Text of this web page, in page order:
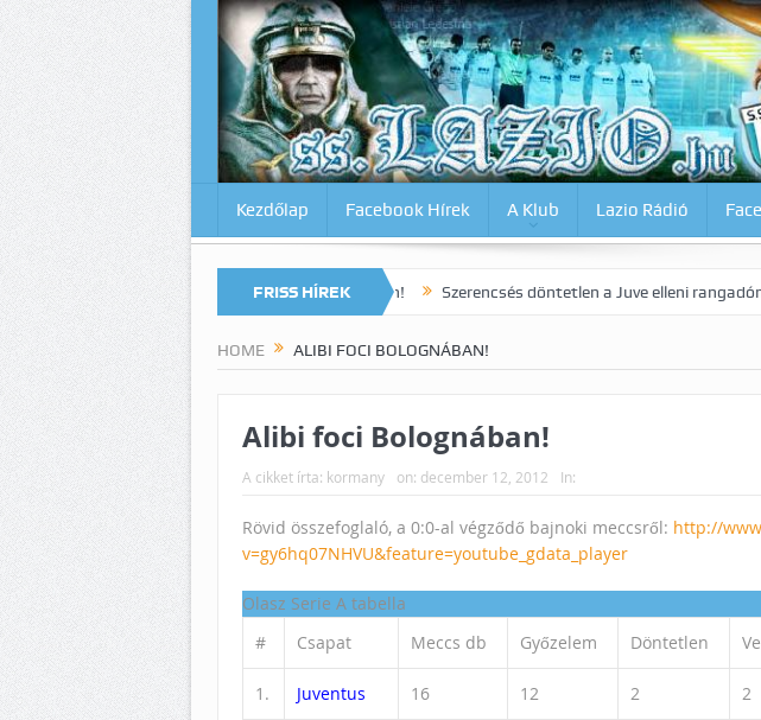
Kezdőlap Facebook Hírek A Klub Lazio Rádió
FRISS HÍREK
Micsoda drámai végjáték Milánóban! Szerencsés döntetlen a Juve elleni rangadón! Dia
HOME ALIBI FOCI BOLOGNÁBAN!
Alibi foci Bolognában!
A cikket írta: kormany on: december 12, 2012 In:
Rövid összefoglaló, a 0:0-al végződő bajnoki meccsről: http://
v=gy6hq07NHVU&feature=youtube_gdata_player
Olasz Serie A tabella
#
Csapat Meccs db Győzelem Döntetlen
1. Juventus 16 12 2 2